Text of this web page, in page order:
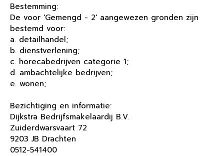
Bestemming:
De voor 'Gemengd - 2' aangewezen gronden zijn
bestemd voor:
a. detailhandel;
b. dienstverlening;
c. horecabedrijven categorie 1;
d. ambachtelijke bedrijven;
e. wonen;
Bezichtiging en informatie:
Dijkstra Bedrijfsmakelaardij B.V.
Zuiderdwarsvaart 72
9203 JB Drachten
0512-541400